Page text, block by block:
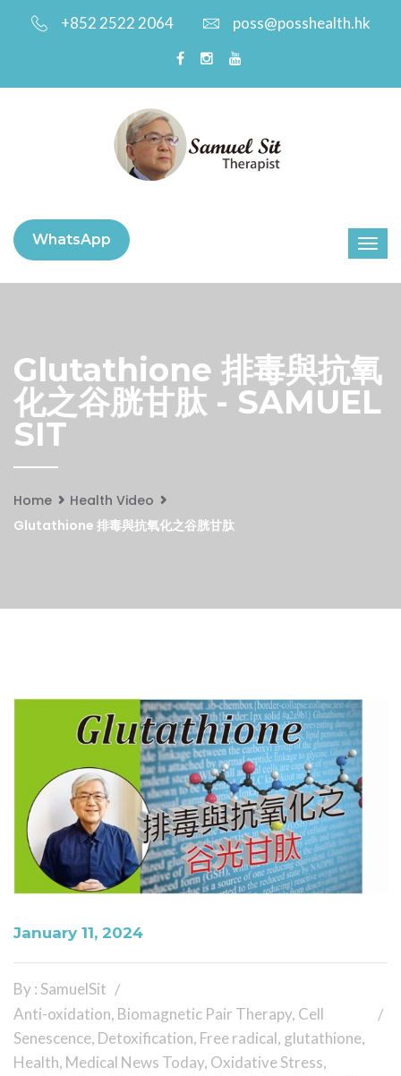
+852 2522 2064 poss@posshealth.hk
WhatsApp
Glutathione 排毒與抗氧
化之谷胱甘肽 - SAMUEL
SIT
Home
Health Video
Glutathione 排毒與抗氧化之谷胱甘肽
January 11, 2024
By : SamuelSit
Anti-oxidation, Biomagnetic Pair Therapy, Cell
Senescence, Detoxification, Free radical, glutathione,
Health, Medical News Today, Oxidative Stress,